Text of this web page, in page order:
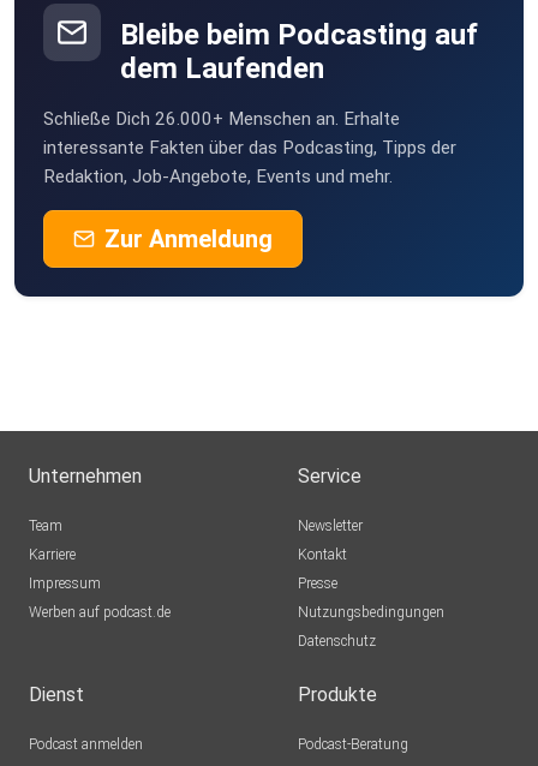
Bleibe beim Podcasting auf
dem Laufenden
Schließe Dich 26.000+ Menschen an. Erhalte
interessante Fakten über das Podcasting, Tipps der
Redaktion, Job-Angebote, Events und mehr.
Zur Anmeldung
Unternehmen
Team
Karriere
Impressum
Werben auf podcast.de
Service
Newsletter
Kontakt
Presse
Nutzungsbedingungen
Datenschutz
Dienst
Podcast anmelden
Produkte
Podcast-Beratung